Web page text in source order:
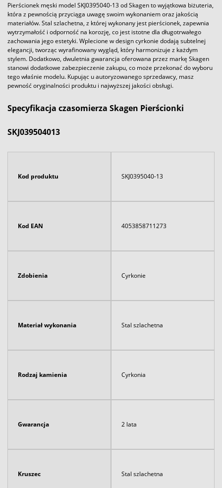
Pierścionek męski model SKJ0395040-13 od Skagen to wyjątkowa biżuteria,
która z pewnością przyciąga uwagę swoim wykonaniem oraz jakością
materiałów. Stal szlachetna, z której wykonany jest pierścionek, zapewnia
wytrzymałość i odporność na korozję, co jest istotne dla długotrwałego
zachowania jego estetyki. Wplecione w design cyrkonie dodają subtelnej
elegancji, tworząc wyrafinowany wygląd, który harmonizuje z każdym
stylem. Dodatkowo, dwuletnia gwarancja oferowana przez markę Skagen
stanowi dodatkowe zabezpieczenie zakupu, co może przekonać do wyboru
tego właśnie modelu. Kupując u autoryzowanego sprzedawcy, masz
pewność oryginalności produktu i najwyższej jakości obsługi.
Specyfikacja czasomierza Skagen Pierścionki
SKJ039504013
Kod produktu SKJ0395040-13
Kod EAN 4053858711273
Zdobienia Cyrkonie
Materiał wykonania Stal szlachetna
Rodzaj kamienia Cyrkonia
Gwarancja 2 lata
Kruszec Stal szlachetna